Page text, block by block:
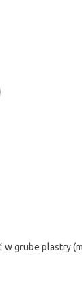
grube plastry